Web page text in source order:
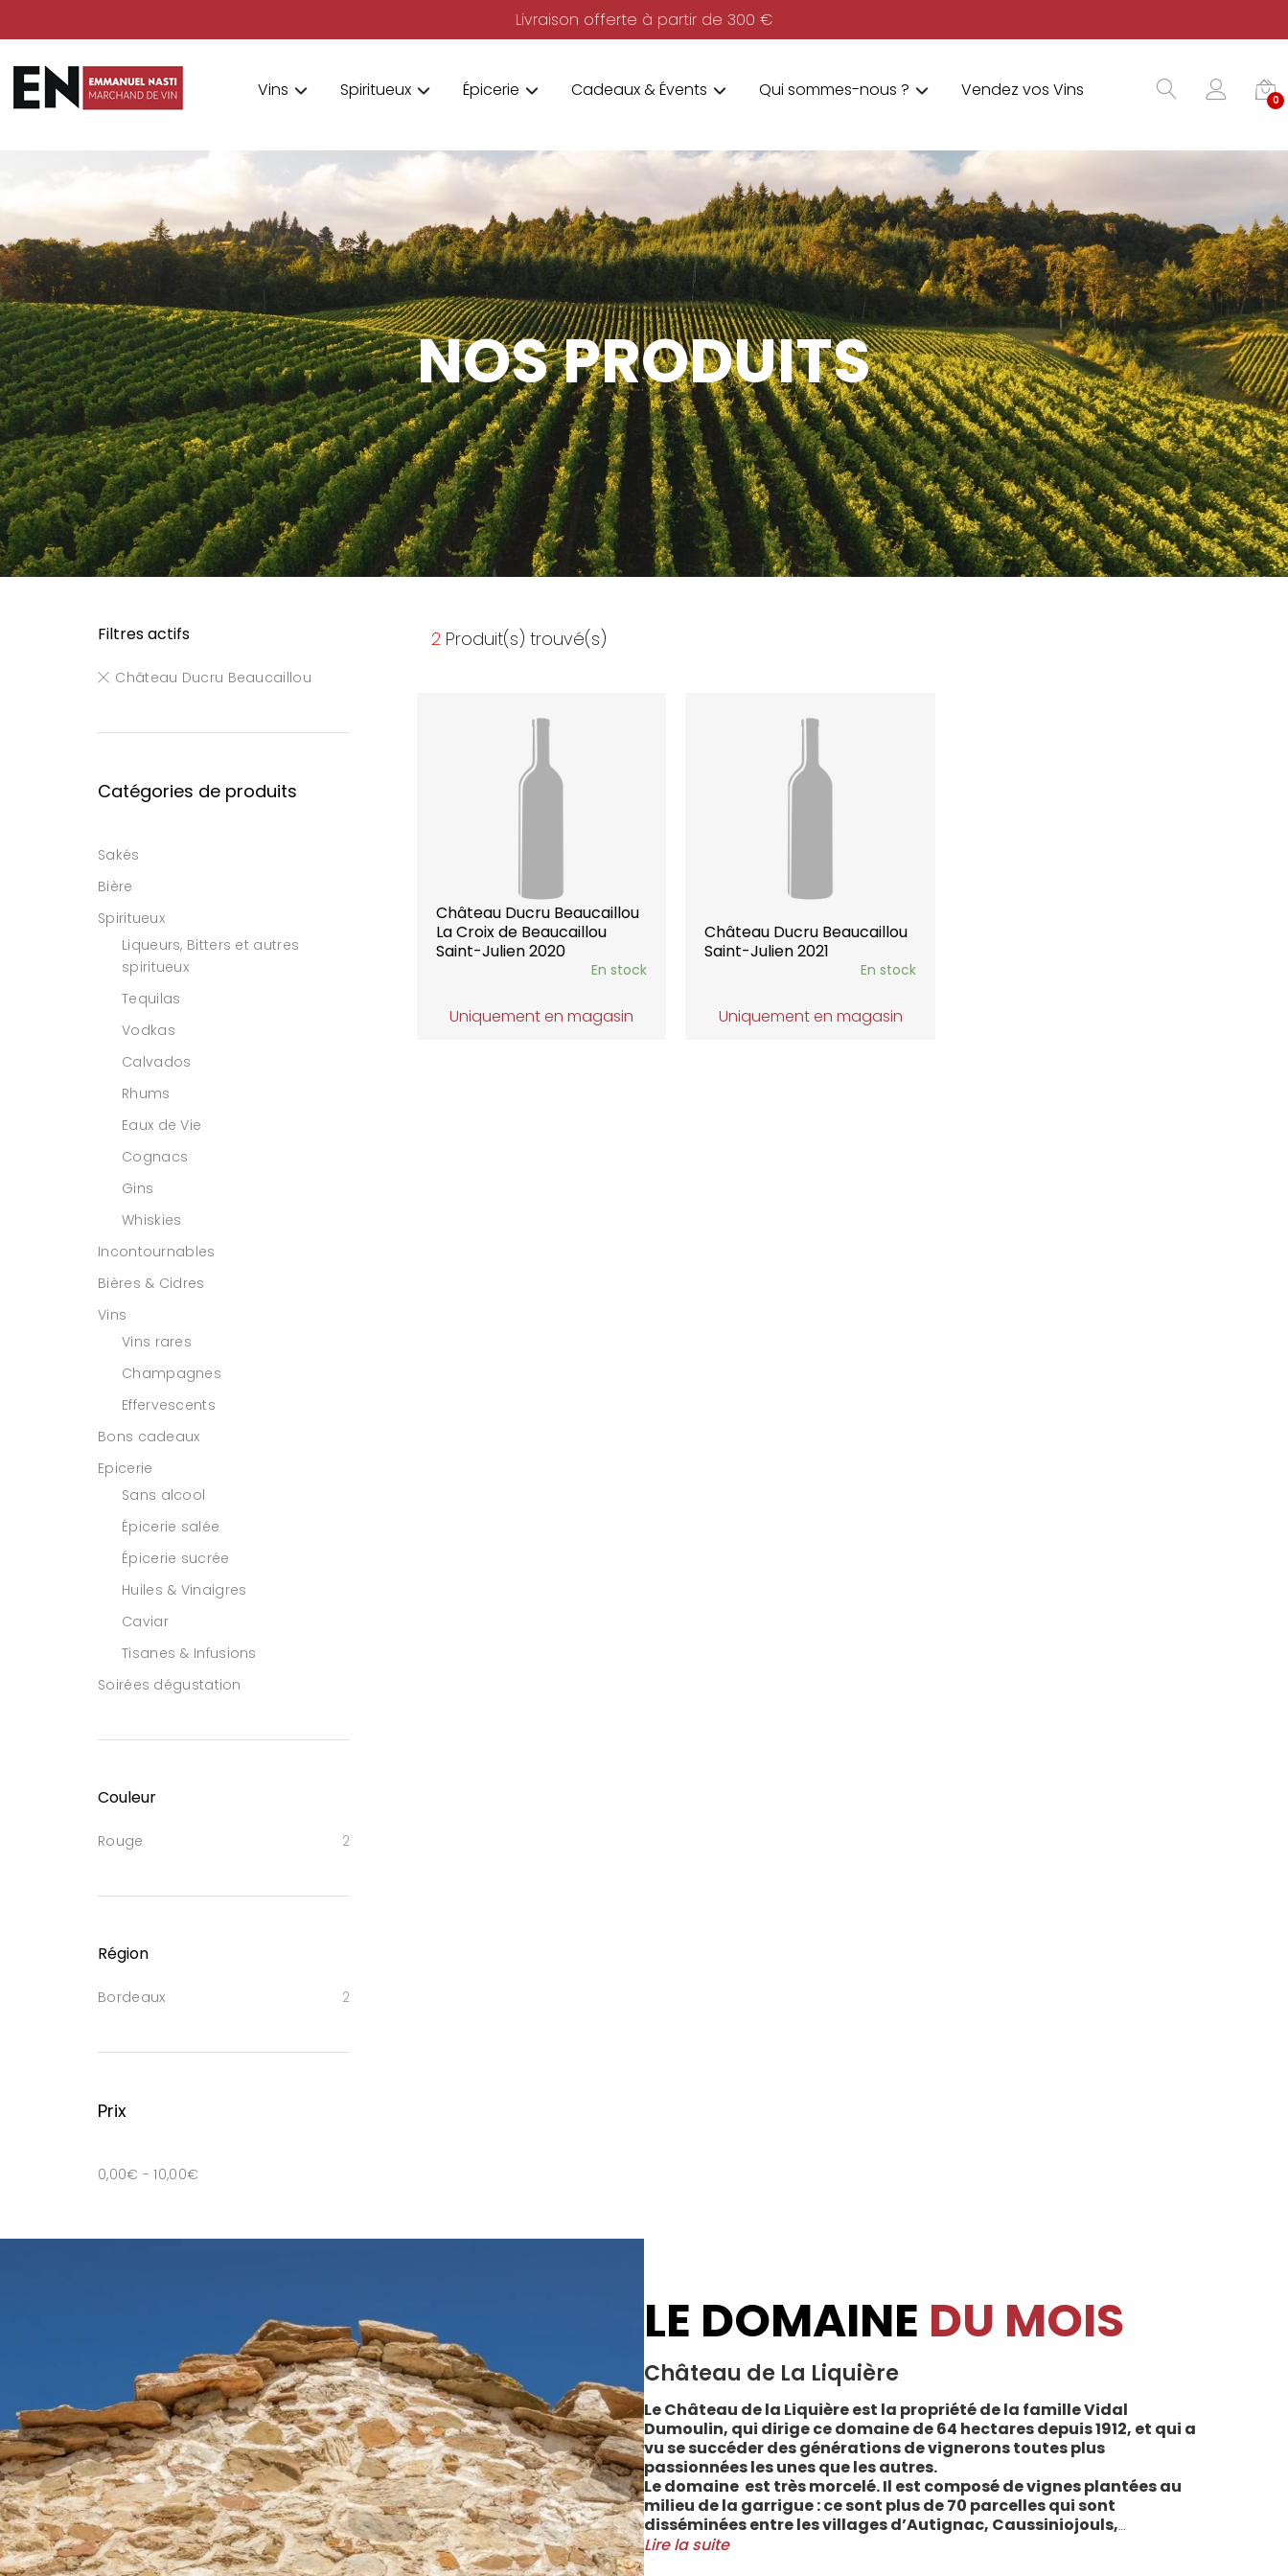
Livraison offerte à partir de 300 €
Vins Spiritueux Épicerie Cadeaux & Évents Qui sommes-nous ? Vendez vos Vins 0
NOS PRODUITS
2 Produit(s) trouvé(s)
Château Ducru Beaucaillou
La Croix de Beaucaillou
Saint-Julien 2020
En stock
Uniquement en magasin
Château Ducru Beaucaillou
Saint-Julien 2021
En stock
Uniquement en magasin
Filtres actifs
Château Ducru Beaucaillou
Catégories de produits
Sakés
Bière
Spiritueux
Liqueurs, Bitters et autres
spiritueux
Tequilas
Vodkas
Calvados
Rhums
Eaux de Vie
Cognacs
Gins
Whiskies
Incontournables
Bières & Cidres
Vins
Vins rares
Champagnes
Effervescents
Bons cadeaux
Epicerie
Sans alcool
Épicerie salée
Épicerie sucrée
Huiles & Vinaigres
Caviar
Tisanes & Infusions
Soirées dégustation
Couleur
Rouge 2
Région
Bordeaux 2
Prix
0,00€ -10,00€
LE DOMAINE DU MOIS
Château de La Liquière
Le Château de la Liquière est la propriété de la famille Vidal
Dumoulin, qui dirige ce domaine de 64 hectares depuis 1912, et qui a
vu se succéder des générations de vignerons toutes plus
passionnées les unes que les autres.
Le domaine est très morcelé. Il est composé de vignes plantées au
milieu de la garrigue : ce sont plus de 70 parcelles qui sont
disséminées entre les villages d’Autignac, Caussiniojouls,
Cabrerolles et Faugères, au nord de l’aire de l’Appellation. La grande
Lire la suite